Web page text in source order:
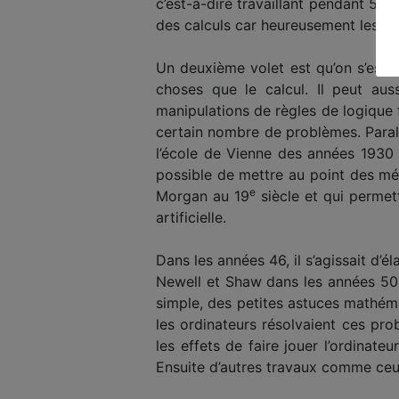
des calculs car heureusement les
Un deuxième volet est qu’on
choses que le calcul. Il peut
manipulations de règles de
certain nombre de problèmes.
l’école de Vienne des années
possible de mettre au point des
Morgan au 19e siècle et qui
artificielle.
Dans les années 46, il s’agissait
Newell et Shaw dans les années
simple, des petites astuces
les ordinateurs résolvaient ces
les effets de faire jouer
Ensuite d’autres travaux comme